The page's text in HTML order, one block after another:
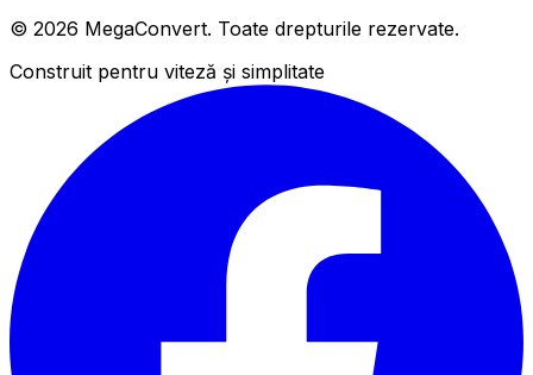
© 2026 MegaConvert. Toate drepturile rezervate.
Construit pentru viteză și simplitate